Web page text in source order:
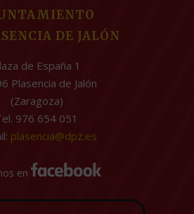
DE JALÓN
de España 1
Plasencia de Jalón
(Zaragoza)
976 654 051
plasencia@dpz.es
en